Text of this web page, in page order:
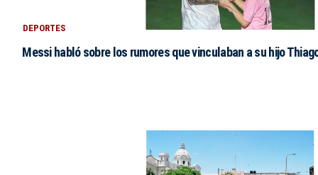
DEPORTES
Messi habló sobre los rumores que vinculaban a su hijo